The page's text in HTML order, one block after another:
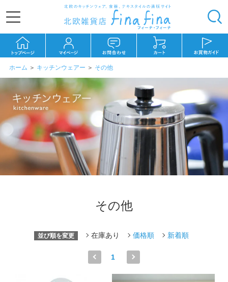
ホーム ＞ キッチンウェアー ＞ その他
その他
並び順を変更 在庫あり 価格順 新着順
1